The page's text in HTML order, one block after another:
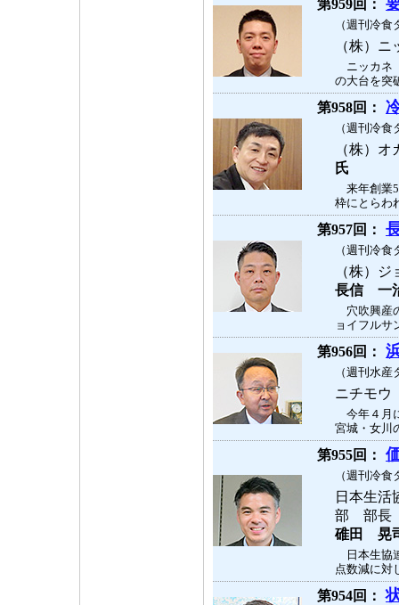
第959回：
（週刊冷
（株）
ニッカネ
の大台を突
第958回：
（週刊冷
（株）
氏
来年創業
枠にとらわ
第957回：
（週刊冷
（株）
長信 一
穴吹興産
ョイフルサ
第956回：
（週刊水
ニチモ
今年４月
宮城・女川
第955回：
（週刊冷
日本生
部 部
碓田 晃
日本生協
点数減に対
第954回：